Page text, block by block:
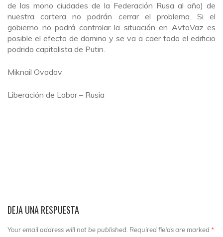
de las mono ciudades de la Federación Rusa al año) de
nuestra cartera no podrán cerrar el problema. Si el
gobierno no podrá controlar la situación en AvtoVaz es
posible el efecto de domino y se va a caer todo el edificio
podrido capitalista de Putin.
Miknail Ovodov
Liberación de Labor – Rusia
DEJA UNA RESPUESTA
Your email address will not be published. Required fields are marked *